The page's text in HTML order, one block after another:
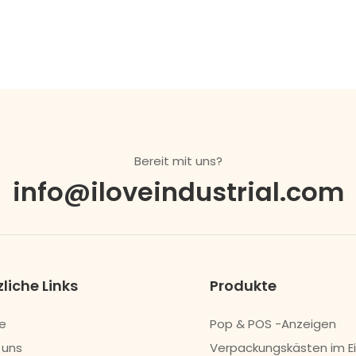
Bereit mit uns?
info@iloveindustrial.com
Links Produkte
Pop & POS -Anzeigen
Verpackungskästen im